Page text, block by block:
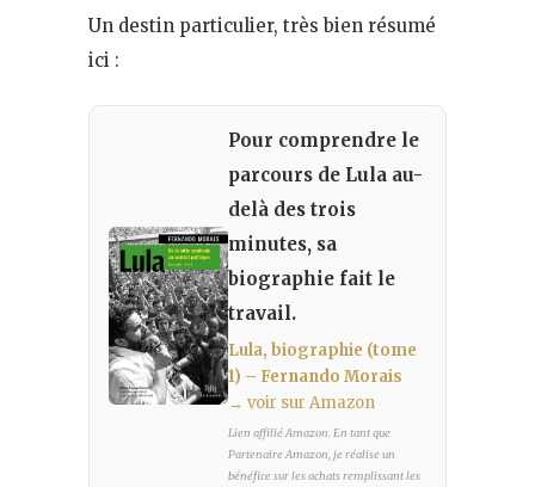
Un destin particulier, très bien résumé
ici :
Pour comprendre le
parcours de Lula au-
delà des trois
minutes, sa
biographie fait le
travail.
Lula, biographie (tome
1) – Fernando Morais
→ voir sur Amazon
Lien affilié Amazon. En tant que
Partenaire Amazon, je réalise un
bénéfice sur les achats remplissant les